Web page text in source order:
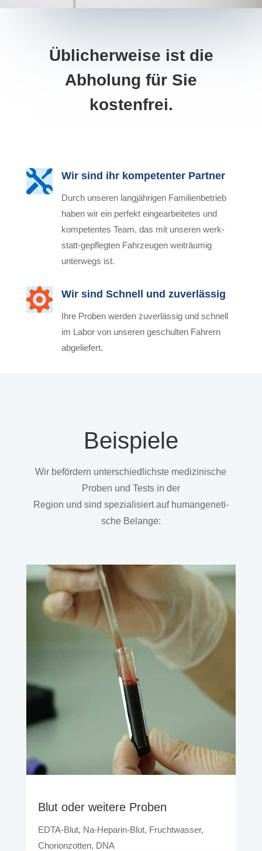
Übli­cher­wei­se ist die
Abho­lung für Sie
kostenfrei.
 Wir sind ihr kom­pe­ten­ter Partner
Durch unse­ren lang­jäh­ri­gen Fami­li­en­be­trieb
haben wir ein per­fekt ein­ge­ar­bei­te­tes und
kom­pe­ten­tes Team, das mit unse­ren werk­
statt-gepfleg­ten Fahr­zeu­gen weit­räu­mig
unter­wegs ist.
 Wir sind Schnell und zuverlässig
Ihre Pro­ben wer­den zuver­läs­sig und schnell
im Labor von unse­ren geschul­ten Fah­rern
abgeliefert.
Bei­spie­le
Wir beför­dern unter­schied­lichs­te medi­zi­ni­sche
Pro­ben und Tests in der
Regi­on und sind spe­zia­li­siert auf human­ge­ne­ti­
sche Belange:
Blut oder wei­te­re Proben
EDTA-Blut, Na-Hepa­rin-Blut, Frucht­was­ser,
Cho­ri­on­zot­ten, DNA